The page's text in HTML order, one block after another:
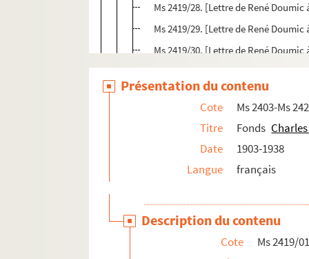
Ms 2419/28. [Lettre de René
Ms 2419/29. [Lettre de René
Ms 2419/30. [Lettre de René
Ms 2419/43-44. Correspondance
Ms 2419/45-46. Correspondance
Ms 2419/47-52. Correspondance
Présentation du contenu
Cote
Ms 2403-Ms
Titre
Fonds
Date
1903-1938
Langue
français
Description du contenu
Cote
Ms 2419/